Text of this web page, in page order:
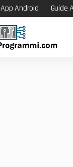
App Android Guide